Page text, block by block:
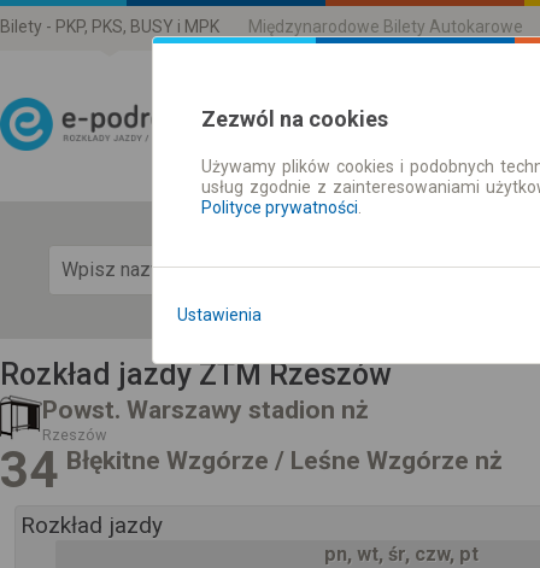
Bilety - PKP, PKS, BUSY i MPK Międzynarodowe Bilety Autokarowe
Rozkład Jazdy | Bilety
Rozkład jazdy ZTM Rzeszów
Powst. Warszawy stadion nż
Rzeszów
34 Błękitne Wzgórze / Leśne Wzgórze nż
Rozkład jazdy
pn, wt, śr, czw, pt
Zezwól na cookies
Używamy plików cookies i podobnych
usług zgodnie z zainteresowaniami
Polityce prywatności
Ustawienia